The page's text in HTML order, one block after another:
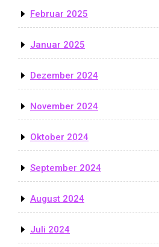
Februar 2025
Januar 2025
Dezember 2024
November 2024
Oktober 2024
September 2024
August 2024
Juli 2024